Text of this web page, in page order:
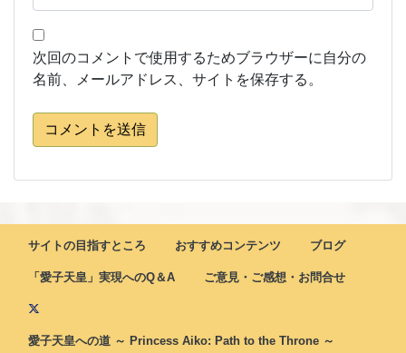
次回のコメントで使用するためブラウザーに自分の
名前、メールアドレス、サイトを保存する。
コメントを送信
サイトの目指すところ おすすめコンテンツ ブログ
「愛子天皇」実現へのQ＆A ご意見・ご感想・お問合せ
愛子天皇への道 ～ Princess Aiko: Path to the Throne ～